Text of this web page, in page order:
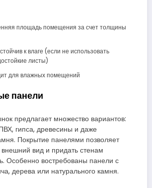
площадь помещения за счет толщины
к влаге (если не использовать
листы)
для влажных помещений
панели
предлагает множество вариантов:
гипса, древесины и даже
Покрытие панелями позволяет
вид и придать стенам
Особенно востребованы панели с
дерева или натурального камня.